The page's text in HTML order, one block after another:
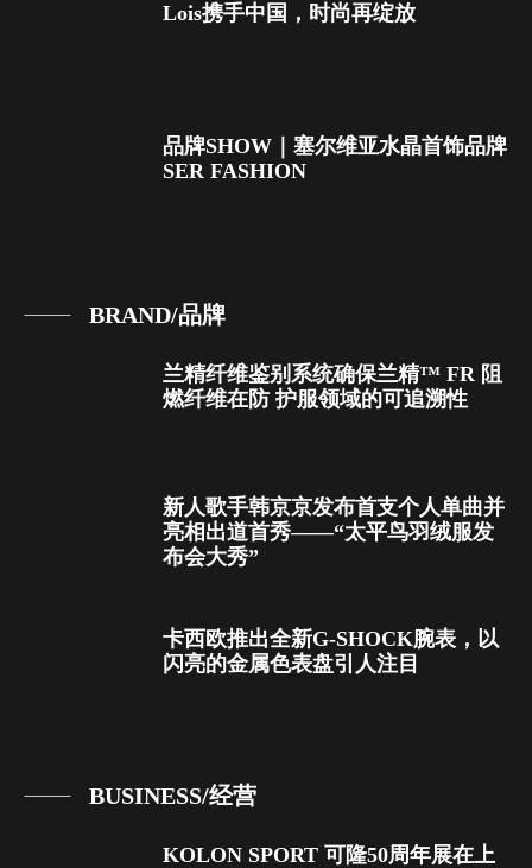
Lois携手中国，时尚再绽放
品牌SHOW｜塞尔维亚水晶首饰品牌
SER FASHION
BRAND/品牌
兰精纤维鉴别系统确保兰精™ FR 阻
燃纤维在防 护服领域的可追溯性
新人歌手韩京京发布首支个人单曲并
亮相出道首秀——“太平鸟羽绒服发
布会大秀”
卡西欧推出全新G-SHOCK腕表，以
闪亮的金属色表盘引人注目
BUSINESS/经营
KOLON SPORT 可隆50周年展在上